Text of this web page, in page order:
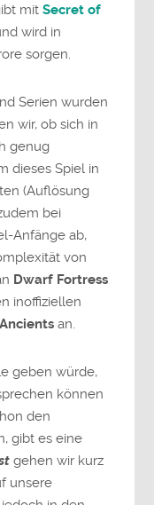
mitSecret of
wird in
sorgen.
Serien wurden
wir, ob sich in
genug
dieses Spiel in
(Auflösung
bei
Anfänge ab,
von
Dwarf Fortress
inoffiziellen
an.
geben würde,
können
den
gibt es eine
gehen wir kurz
unsere